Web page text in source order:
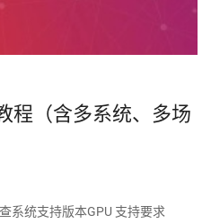
程（含多系统、多场
系统支持版本GPU 支持要求